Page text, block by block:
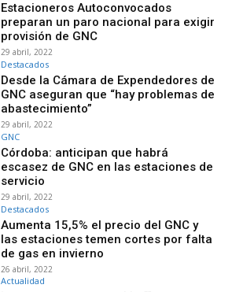
Estacioneros Autoconvocados
preparan un paro nacional para exigir
provisión de GNC
29 abril, 2022
Destacados
Desde la Cámara de Expendedores de
GNC aseguran que “hay problemas de
abastecimiento”
29 abril, 2022
GNC
Córdoba: anticipan que habrá
escasez de GNC en las estaciones de
servicio
29 abril, 2022
Destacados
Aumenta 15,5% el precio del GNC y
las estaciones temen cortes por falta
de gas en invierno
26 abril, 2022
Actualidad